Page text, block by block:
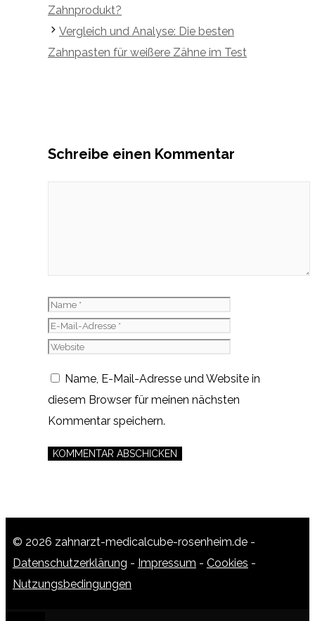
Zahnprodukt?
Vergleich und Analyse: Die besten
Zahnpasten für weißere Zähne im Test
Schreibe einen Kommentar
Name
Name, E-Mail-Adresse und Website in
diesem Browser für meinen nächsten
Kommentar speichern.
© 2026 zahnarzt-medicalcube-rosenheim.de -
Datenschutzerklärung - Impressum - Cookies -
Nutzungsbedingungen